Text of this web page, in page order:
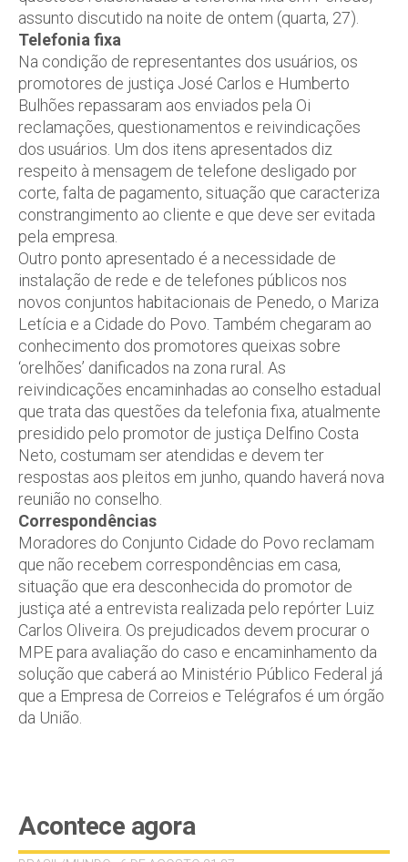
assunto discutido na noite de ontem (quarta, 27).
Telefonia fixa
Na condição de representantes dos usuários, os
promotores de justiça José Carlos e Humberto
Bulhões repassaram aos enviados pela Oi
reclamações, questionamentos e reivindicações
dos usuários. Um dos itens apresentados diz
respeito à mensagem de telefone desligado por
corte, falta de pagamento, situação que caracteriza
constrangimento ao cliente e que deve ser evitada
pela empresa.
Outro ponto apresentado é a necessidade de
instalação de rede e de telefones públicos nos
novos conjuntos habitacionais de Penedo, o Mariza
Letícia e a Cidade do Povo. Também chegaram ao
conhecimento dos promotores queixas sobre
‘orelhões’ danificados na zona rural. As
reivindicações encaminhadas ao conselho estadual
que trata das questões da telefonia fixa, atualmente
presidido pelo promotor de justiça Delfino Costa
Neto, costumam ser atendidas e devem ter
respostas aos pleitos em junho, quando haverá nova
reunião no conselho.
Correspondências
Moradores do Conjunto Cidade do Povo reclamam
que não recebem correspondências em casa,
situação que era desconhecida do promotor de
justiça até a entrevista realizada pelo repórter Luiz
Carlos Oliveira. Os prejudicados devem procurar o
MPE para avaliação do caso e encaminhamento da
solução que caberá ao Ministério Público Federal já
que a Empresa de Correios e Telégrafos é um órgão
da União.
Acontece agora